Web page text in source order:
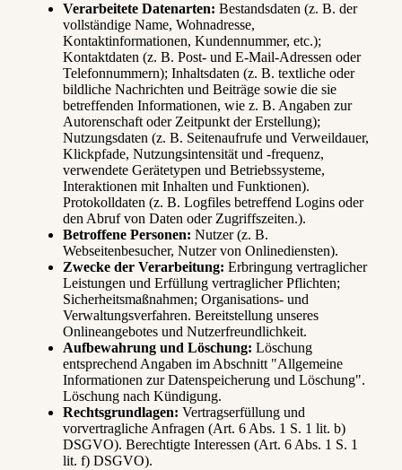
Verarbeitete Datenarten: Bestandsdaten (z. B. der
vollständige Name, Wohnadresse,
Kontaktinformationen, Kundennummer, etc.);
Kontaktdaten (z. B. Post- und E-Mail-Adressen oder
Telefonnummern); Inhaltsdaten (z. B. textliche oder
bildliche Nachrichten und Beiträge sowie die sie
betreffenden Informationen, wie z. B. Angaben zur
Autorenschaft oder Zeitpunkt der Erstellung);
Nutzungsdaten (z. B. Seitenaufrufe und Verweildauer,
Klickpfade, Nutzungsintensität und -frequenz,
verwendete Gerätetypen und Betriebssysteme,
Interaktionen mit Inhalten und Funktionen).
Protokolldaten (z. B. Logfiles betreffend Logins oder
den Abruf von Daten oder Zugriffszeiten.).
Betroffene Personen: Nutzer (z. B.
Webseitenbesucher, Nutzer von Onlinediensten).
Zwecke der Verarbeitung: Erbringung vertraglicher
Leistungen und Erfüllung vertraglicher Pflichten;
Sicherheitsmaßnahmen; Organisations- und
Verwaltungsverfahren. Bereitstellung unseres
Onlineangebotes und Nutzerfreundlichkeit.
Aufbewahrung und Löschung: Löschung
entsprechend Angaben im Abschnitt "Allgemeine
Informationen zur Datenspeicherung und Löschung".
Löschung nach Kündigung.
Rechtsgrundlagen: Vertragserfüllung und
vorvertragliche Anfragen (Art. 6 Abs. 1 S. 1 lit. b)
DSGVO). Berechtigte Interessen (Art. 6 Abs. 1 S. 1
lit. f) DSGVO).